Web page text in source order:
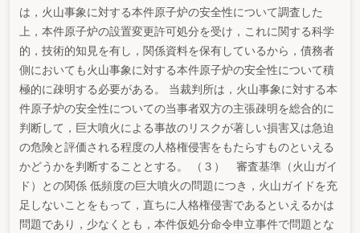
は，火山事象に対する本件原子炉の安全性について調査した
上，本件原子炉の設置変更許可処分を受け，これに関する科学
的，技術的知見を有し，関係資料を保有しているから，債務者
側においても火山事象に対する本件原子炉の安全性について積
極的に疎明する必要がある。 当裁判所は，火山事象に対する本
件原子炉の安全性についての当事者双方の主張疎明を総合的に
判断して，巨大噴火による事故のリスクが著しい損害又は急迫
の危険と評価される程度の人格権侵害をもたらすものといえる
かどうかを判断することとする。 （３） 審査基準（火山ガイ
ド）との関係 低頻度の巨大噴火の問題につき，火山ガイドを充
足しないことをもって，直ちに人格権侵害であるといえるかは
問題であり，少なくとも，本件仮処分命令申立事件で問題とな